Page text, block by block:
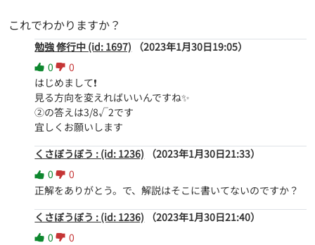
これでわかりますか？
勉強 修行中 (id: 1697)
（2023年1月30日19:05）
0
0
はじめまして❗️
見る方向を変えればいいんですね✨
②の答えは3/8√2です
宜しくお願いします
くさぼうぼう : (id: 1236)
（2023年1月30日21:33）
0
0
正解をありがとう。で、解説はそこに書いてないのですか？
くさぼうぼう : (id: 1236)
（2023年1月30日21:40）
0
0